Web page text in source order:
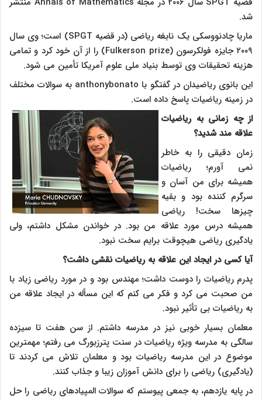
شد.
ماریا چادنووسکی یک نابغه ریاضی (در قضیه SPGT) است؛ وی سال
۲۰۰۹ جایزه فولکرسون
(Fulkerson prize) را از آن خود کرد و تمامی
هزینه تحقیقات وی توسط بنیاد ملی علوم آمریکا تأمین می شود.
این بانوی ریاضیدان در گفتگو با anthonybonato به سوالات مختلف
در زمینه ریاضیات پاسخ داده است.
از چه زمانی به ریاضیات
علاقه مند شدید؟
زمان دقیقی را به خاطر
نمی آورم؛ ریاضیات
همیشه برای من آسان و
سرگرم کننده بود و بقیه
چیزها سخت! ریاضی
همیشه درس مورد علاقه من بود. در خواندن مشکل داشتم، ولی
یادگیری ریاضی هیچوقت برایم سخت نبود.
آیا کسی در ایجاد این علاقه به ریاضیات نقشی داشت؟
پدرم ریاضیات را دوست داشت؛ مهندس بود و در مورد ریاضی زیاد با
من صحبت می کرد و فکر می کنم که این مسأله در ایجاد علاقه من
به ریاضیات بی تأثیر نبود.
معلمان بسیار خوبی نیز در مدرسه داشتم. از سن هفت تا سیزده
سالگی به مدرسه ویژه ریاضیات در سنت پترزبورگ می رفتم؛ مهمترین
موضوع در این مدرسه ریاضیات بود و معلمان تلاش می کردند تا
(یادگیری) ریاضی را برای دانش آموزان زیبا و جذاب کنند.
در پایه یازدهم، به جمعی پیوستم که سوالات المپیادهای ریاضی را حل